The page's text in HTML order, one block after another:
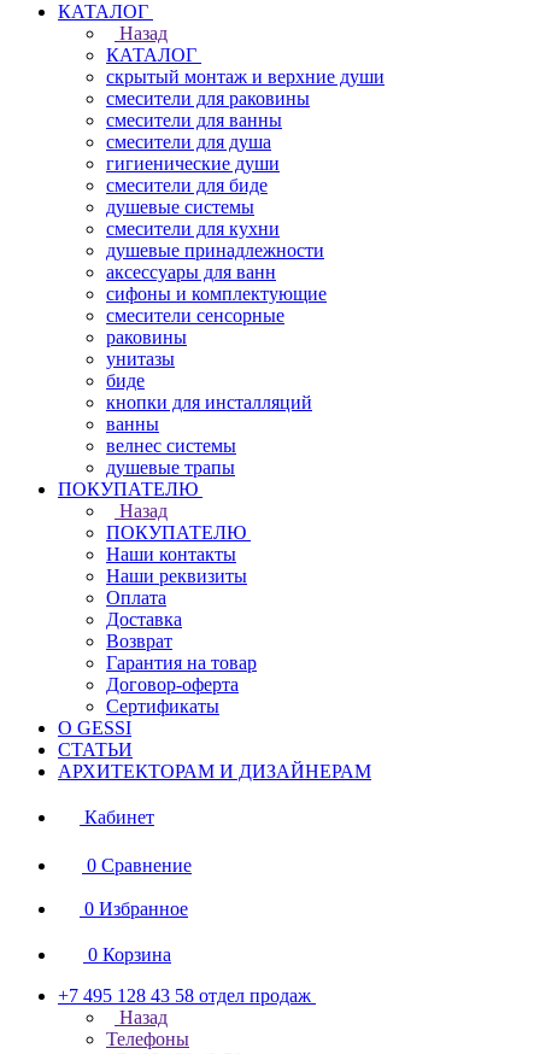
КАТАЛОГ
Назад
КАТАЛОГ
скрытый монтаж и верхние души
смесители для раковины
смесители для ванны
смесители для душа
гигиенические души
смесители для биде
душевые системы
смесители для кухни
душевые принадлежности
аксессуары для ванн
сифоны и комплектующие
смесители сенсорные
раковины
унитазы
биде
кнопки для инсталляций
ванны
велнес системы
душевые трапы
ПОКУПАТЕЛЮ
Назад
ПОКУПАТЕЛЮ
Наши контакты
Наши реквизиты
Оплата
Доставка
Возврат
Гарантия на товар
Договор-оферта
Сертификаты
О GESSI
СТАТЬИ
АРХИТЕКТОРАМ И ДИЗАЙНЕРАМ
Кабинет
0 Сравнение
0 Избранное
0 Корзина
+7 495 128 43 58 отдел продаж
Назад
Телефоны